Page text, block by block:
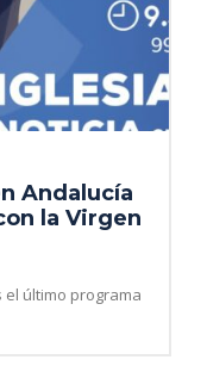
Andalucía
la Virgen
el último programa